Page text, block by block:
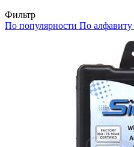
Фильтр
По популярности По алфавиту